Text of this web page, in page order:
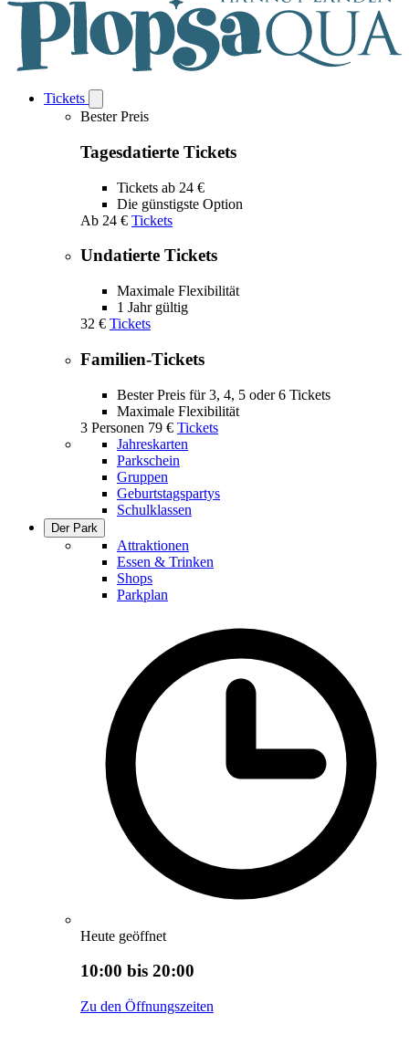
Tickets
Tickets
Bester Preis
Tagesdatierte Tickets
Tickets ab 24 €
Die günstigste Option
Ab 24 € Tickets
Undatierte Tickets
Maximale Flexibilität
1 Jahr gültig
32 € Tickets
Familien-Tickets
Bester Preis für 3, 4, 5 oder 6 Tickets
Maximale Flexibilität
3 Personen 79 € Tickets
Jahreskarten
Parkschein
Gruppen
Geburtstagspartys
Schulklassen
Der Park
Attraktionen
Essen & Trinken
Shops
Parkplan
Heute geöffnet
10:00 bis 20:00
Zu den Öffnungszeiten